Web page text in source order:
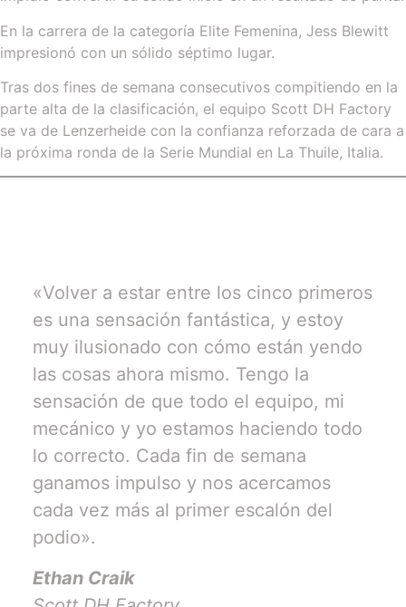
En la carrera de la categoría Elite Femenina, Jess Blewitt
impresionó con un sólido séptimo lugar.
Tras dos fines de semana consecutivos compitiendo en la
parte alta de la clasificación, el equipo Scott DH Factory
se va de Lenzerheide con la confianza reforzada de cara a
la próxima ronda de la Serie Mundial en La Thuile, Italia.
«Volver a estar entre los cinco primeros
es una sensación fantástica, y estoy
muy ilusionado con cómo están yendo
las cosas ahora mismo. Tengo la
sensación de que todo el equipo, mi
mecánico y yo estamos haciendo todo
lo correcto. Cada fin de semana
ganamos impulso y nos acercamos
cada vez más al primer escalón del
podio».
Ethan Craik